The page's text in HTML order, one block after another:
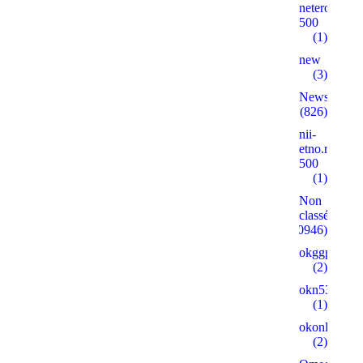
neterolly.ru
500
(1)
new
(3)
News
(826)
nii-
etno.ru
500
(1)
Non
classé
(30946)
(2)
okn53.ru
(1)
(2)